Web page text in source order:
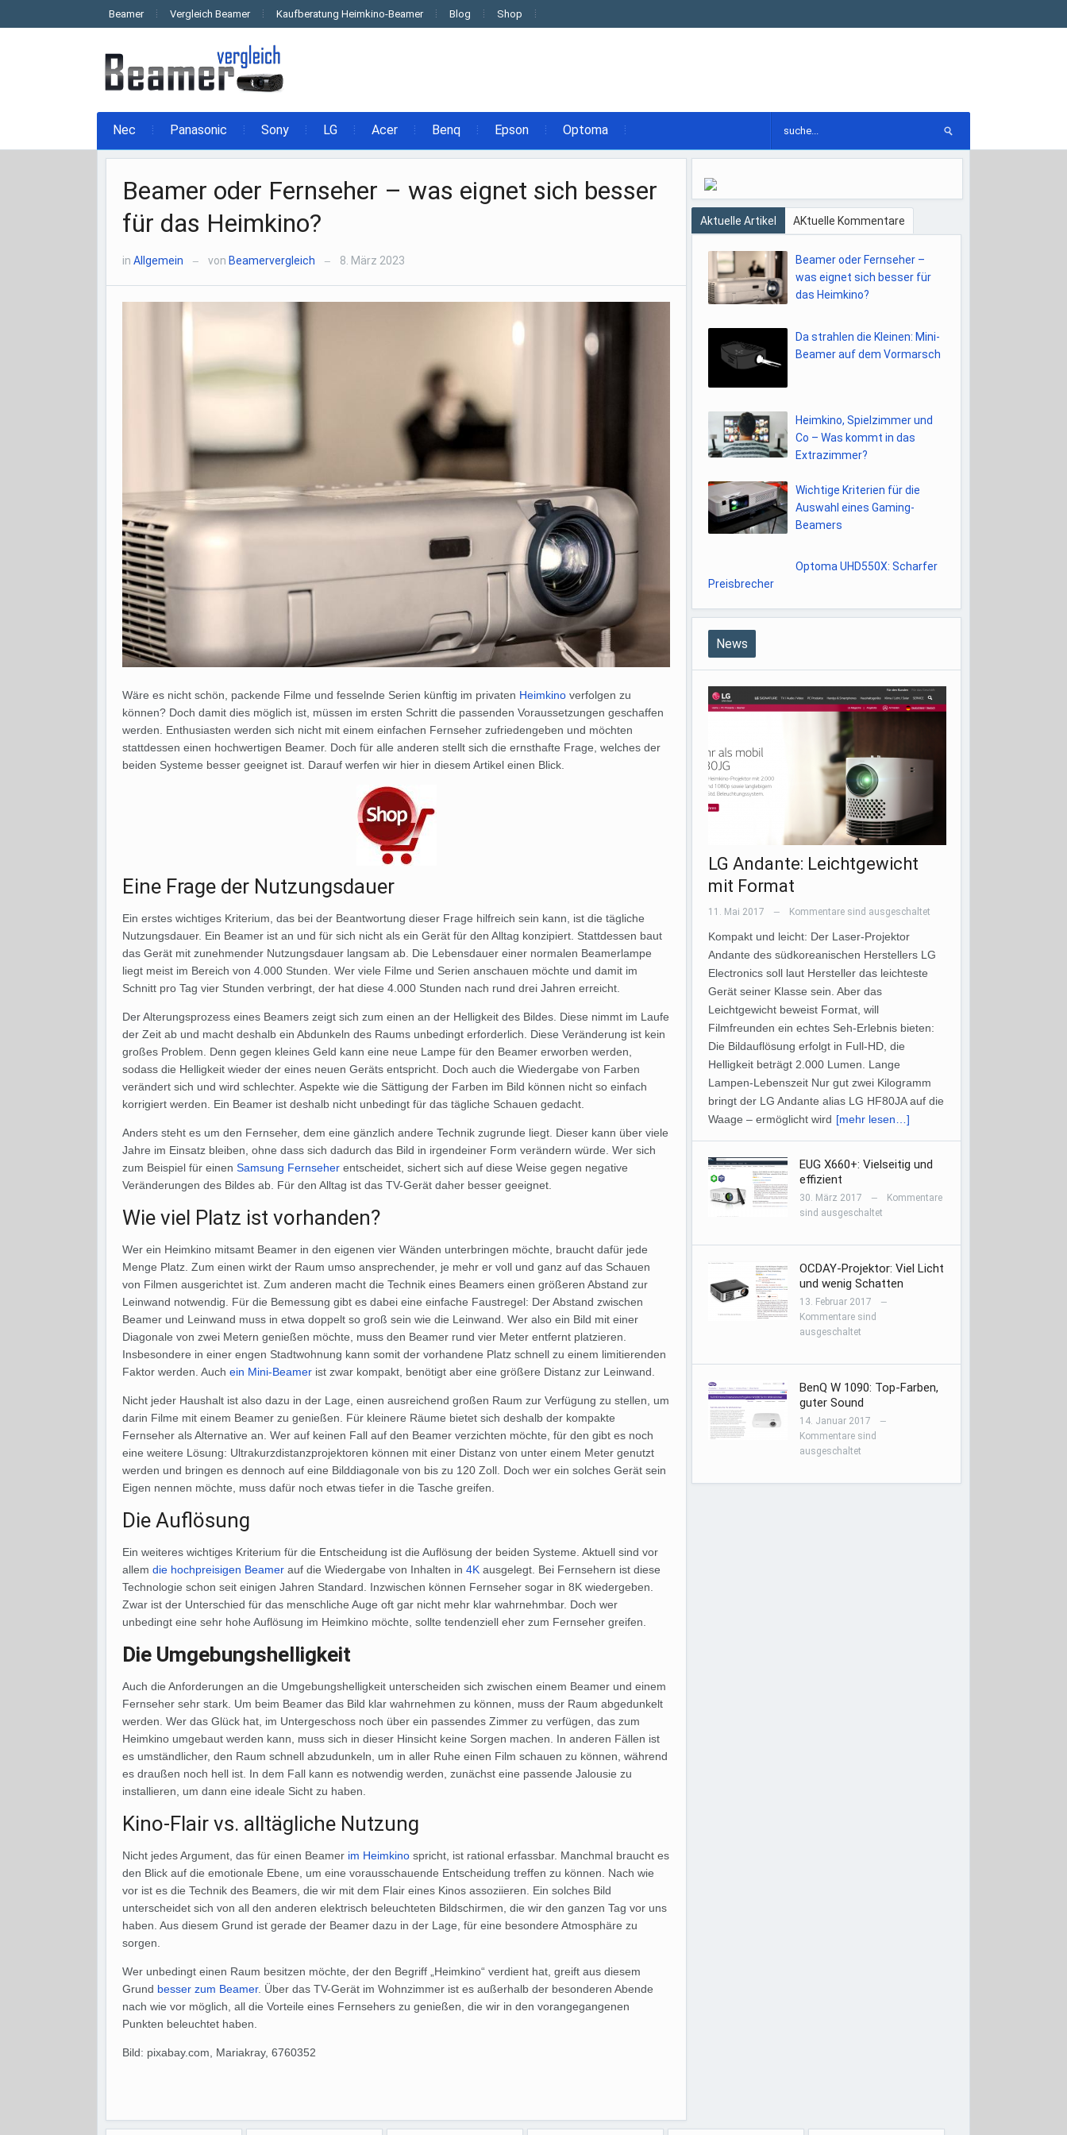
Beamer Vergleich Beamer Kaufberatung Heimkino-Beamer Blog Shop
Nec Panasonic Sony LG Acer Benq Epson Optoma
Beamer oder Fernseher – was eignet sich besser
für das Heimkino?
in Allgemein — von Beamervergleich — 8. März 2023
Wäre es nicht schön, packende Filme und fesselnde Serien künftig im privaten Heimkino verfolgen zu
können? Doch damit dies möglich ist, müssen im ersten Schritt die passenden Voraussetzungen geschaffen
werden. Enthusiasten werden sich nicht mit einem einfachen Fernseher zufriedengeben und möchten
stattdessen einen hochwertigen Beamer. Doch für alle anderen stellt sich die ernsthafte Frage, welches der
beiden Systeme besser geeignet ist. Darauf werfen wir hier in diesem Artikel einen Blick.
Eine Frage der Nutzungsdauer
Ein erstes wichtiges Kriterium, das bei der Beantwortung dieser Frage hilfreich sein kann, ist die tägliche
Nutzungsdauer. Ein Beamer ist an und für sich nicht als ein Gerät für den Alltag konzipiert. Stattdessen baut
das Gerät mit zunehmender Nutzungsdauer langsam ab. Die Lebensdauer einer normalen Beamerlampe
liegt meist im Bereich von 4.000 Stunden. Wer viele Filme und Serien anschauen möchte und damit im
Schnitt pro Tag vier Stunden verbringt, der hat diese 4.000 Stunden nach rund drei Jahren erreicht.
Der Alterungsprozess eines Beamers zeigt sich zum einen an der Helligkeit des Bildes. Diese nimmt im Laufe
der Zeit ab und macht deshalb ein Abdunkeln des Raums unbedingt erforderlich. Diese Veränderung ist kein
großes Problem. Denn gegen kleines Geld kann eine neue Lampe für den Beamer erworben werden,
sodass die Helligkeit wieder der eines neuen Geräts entspricht. Doch auch die Wiedergabe von Farben
verändert sich und wird schlechter. Aspekte wie die Sättigung der Farben im Bild können nicht so einfach
korrigiert werden. Ein Beamer ist deshalb nicht unbedingt für das tägliche Schauen gedacht.
Anders steht es um den Fernseher, dem eine gänzlich andere Technik zugrunde liegt. Dieser kann über viele
Jahre im Einsatz bleiben, ohne dass sich dadurch das Bild in irgendeiner Form verändern würde. Wer sich
zum Beispiel für einen Samsung Fernseher entscheidet, sichert sich auf diese Weise gegen negative
Veränderungen des Bildes ab. Für den Alltag ist das TV-Gerät daher besser geeignet.
Wie viel Platz ist vorhanden?
Wer ein Heimkino mitsamt Beamer in den eigenen vier Wänden unterbringen möchte, braucht dafür jede
Menge Platz. Zum einen wirkt der Raum umso ansprechender, je mehr er voll und ganz auf das Schauen
von Filmen ausgerichtet ist. Zum anderen macht die Technik eines Beamers einen größeren Abstand zur
Leinwand notwendig. Für die Bemessung gibt es dabei eine einfache Faustregel: Der Abstand zwischen
Beamer und Leinwand muss in etwa doppelt so groß sein wie die Leinwand. Wer also ein Bild mit einer
Diagonale von zwei Metern genießen möchte, muss den Beamer rund vier Meter entfernt platzieren.
Insbesondere in einer engen Stadtwohnung kann somit der vorhandene Platz schnell zu einem limitierenden
Faktor werden. Auch ein Mini-Beamer ist zwar kompakt, benötigt aber eine größere Distanz zur Leinwand.
Nicht jeder Haushalt ist also dazu in der Lage, einen ausreichend großen Raum zur Verfügung zu stellen, um
darin Filme mit einem Beamer zu genießen. Für kleinere Räume bietet sich deshalb der kompakte
Fernseher als Alternative an. Wer auf keinen Fall auf den Beamer verzichten möchte, für den gibt es noch
eine weitere Lösung: Ultrakurzdistanzprojektoren können mit einer Distanz von unter einem Meter genutzt
werden und bringen es dennoch auf eine Bilddiagonale von bis zu 120 Zoll. Doch wer ein solches Gerät sein
Eigen nennen möchte, muss dafür noch etwas tiefer in die Tasche greifen.
Die Auflösung
Ein weiteres wichtiges Kriterium für die Entscheidung ist die Auflösung der beiden Systeme. Aktuell sind vor
allem die hochpreisigen Beamer auf die Wiedergabe von Inhalten in 4K ausgelegt. Bei Fernsehern ist diese
Technologie schon seit einigen Jahren Standard. Inzwischen können Fernseher sogar in 8K wiedergeben.
Zwar ist der Unterschied für das menschliche Auge oft gar nicht mehr klar wahrnehmbar. Doch wer
unbedingt eine sehr hohe Auflösung im Heimkino möchte, sollte tendenziell eher zum Fernseher greifen.
Die Umgebungshelligkeit
Auch die Anforderungen an die Umgebungshelligkeit unterscheiden sich zwischen einem Beamer und einem
Fernseher sehr stark. Um beim Beamer das Bild klar wahrnehmen zu können, muss der Raum abgedunkelt
werden. Wer das Glück hat, im Untergeschoss noch über ein passendes Zimmer zu verfügen, das zum
Heimkino umgebaut werden kann, muss sich in dieser Hinsicht keine Sorgen machen. In anderen Fällen ist
es umständlicher, den Raum schnell abzudunkeln, um in aller Ruhe einen Film schauen zu können, während
es draußen noch hell ist. In dem Fall kann es notwendig werden, zunächst eine passende Jalousie zu
installieren, um dann eine ideale Sicht zu haben.
Kino-Flair vs. alltägliche Nutzung
Nicht jedes Argument, das für einen Beamer im Heimkino spricht, ist rational erfassbar. Manchmal braucht es
den Blick auf die emotionale Ebene, um eine vorausschauende Entscheidung treffen zu können. Nach wie
vor ist es die Technik des Beamers, die wir mit dem Flair eines Kinos assoziieren. Ein solches Bild
unterscheidet sich von all den anderen elektrisch beleuchteten Bildschirmen, die wir den ganzen Tag vor uns
haben. Aus diesem Grund ist gerade der Beamer dazu in der Lage, für eine besondere Atmosphäre zu
sorgen.
Wer unbedingt einen Raum besitzen möchte, der den Begriff „Heimkino“ verdient hat, greift aus diesem
Grund besser zum Beamer. Über das TV-Gerät im Wohnzimmer ist es außerhalb der besonderen Abende
nach wie vor möglich, all die Vorteile eines Fernsehers zu genießen, die wir in den vorangegangenen
Punkten beleuchtet haben.
Bild: pixabay.com, Mariakray, 6760352
Aktuelle Artikel AKtuelle Kommentare
Beamer oder Fernseher –
was eignet sich besser für
das Heimkino?
Da strahlen die Kleinen: Mini-
Beamer auf dem Vormarsch
Heimkino, Spielzimmer und
Co – Was kommt in das
Extrazimmer?
Wichtige Kriterien für die
Auswahl eines Gaming-
Beamers
Optoma UHD550X: Scharfer
Preisbrecher
News
LG Andante: Leichtgewicht
mit Format
11. Mai 2017 — Kommentare sind ausgeschaltet
Kompakt und leicht: Der Laser-Projektor
Andante des südkoreanischen Herstellers LG
Electronics soll laut Hersteller das leichteste
Gerät seiner Klasse sein. Aber das
Leichtgewicht beweist Format, will
Filmfreunden ein echtes Seh-Erlebnis bieten:
Die Bildauflösung erfolgt in Full-HD, die
Helligkeit beträgt 2.000 Lumen. Lange
Lampen-Lebenszeit Nur gut zwei Kilogramm
bringt der LG Andante alias LG HF80JA auf die
Waage – ermöglicht wird [mehr lesen…]
EUG X660+: Vielseitig und
effizient
30. März 2017 —
Kommentare
sind ausgeschaltet
OCDAY-Projektor: Viel Licht
und wenig Schatten
13. Februar 2017 —
Kommentare sind
ausgeschaltet
BenQ W 1090: Top-Farben,
guter Sound
14. Januar 2017 —
Kommentare sind
ausgeschaltet